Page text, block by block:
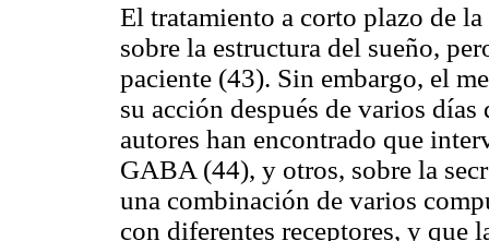
El tratamiento a corto plazo de
sobre la estructura del sueño,
paciente (43). Sin embargo, el
su acción después de varios
autores han encontrado que
GABA (44), y otros, sobre la
una combinación de varios
con diferentes receptores, y que